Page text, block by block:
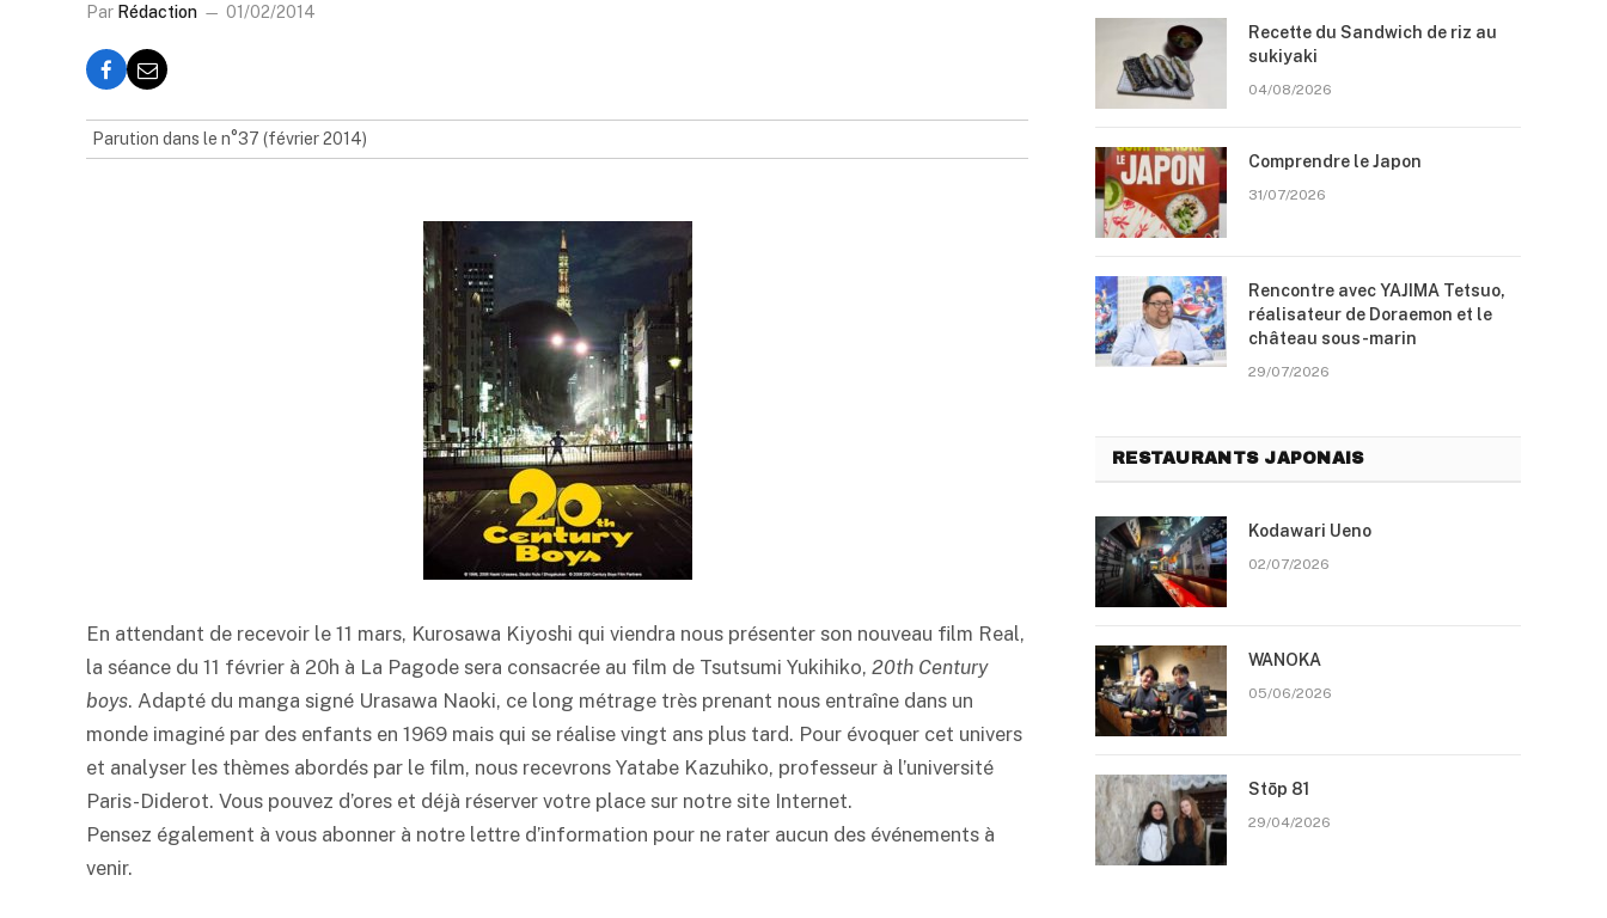
Par Rédaction 01/02/2014
Parution dans le n°37 (février 2014)
En attendant de recevoir le 11 mars, Kurosawa Kiyoshi qui viendra nous présenter son nouveau film Real,
la séance du 11 février à 20h à La Pagode sera consacrée au film de Tsutsumi Yukihiko, 20th Century
boys. Adapté du manga signé Urasawa Naoki, ce long métrage très prenant nous entraîne dans un
monde imaginé par des enfants en 1969 mais qui se réalise vingt ans plus tard. Pour évoquer cet univers
et analyser les thèmes abordés par le film, nous recevrons Yatabe Kazuhiko, professeur à l’université
Paris-Diderot. Vous pouvez d’ores et déjà réserver votre place sur notre site Internet.
Pensez également à vous abonner à notre lettre d’information pour ne rater aucun des événements à
venir.
Recette du Sandwich de riz au
sukiyaki
04/08/2026
Comprendre le Japon
31/07/2026
Rencontre avec YAJIMA Tetsuo,
réalisateur de Doraemon et le
château sous-marin
29/07/2026
RESTAURANTS JAPONAIS
Kodawari Ueno
02/07/2026
WANOKA
05/06/2026
Stōp 81
29/04/2026